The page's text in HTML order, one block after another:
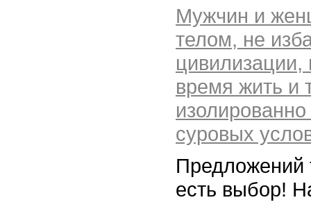
Мужчин и
телом, не
цивилизации,
время жить и
суровых
Предложений
есть выбор!